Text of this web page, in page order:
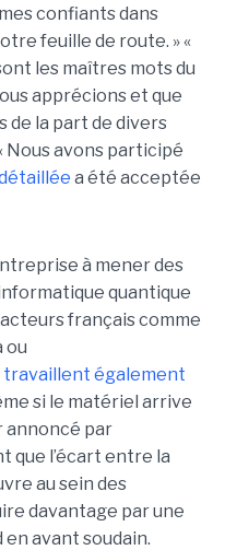
confiants dans
feuille de route. »«
les maîtres mots du
apprécions et que
de la part de divers
Nous avons participé
a été acceptée
à mener des
quantique
français comme
ou
travaillent également
si le matériel arrive
annoncé par
que l’écart entre la
au sein des
davantage parune
en avant soudain.